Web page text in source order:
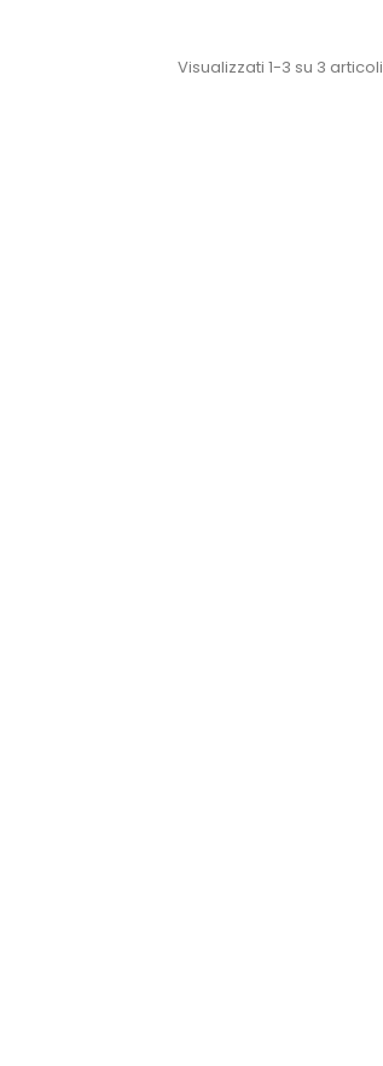
Visualizzati 1-3 su 3 articoli